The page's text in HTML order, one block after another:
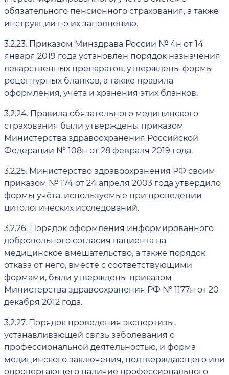
обязательного пенсионного страхования, а также
инструкции по их заполнению.
3.2.23. Приказом Минздрава России № 4н от 14
января 2019 года установлен порядок назначения
лекарственных препаратов, утверждены формы
рецептурных бланков, а также правила
оформления, учёта и хранения этих бланков.
3.2.24. Правила обязательного медицинского
страхования были утверждены приказом
Министерства здравоохранения Российской
Федерации № 108н от 28 февраля 2019 года.
3.2.25. Министерство здравоохранения РФ своим
приказом № 174 от 24 апреля 2003 года утвердило
формы учёта, используемые при проведении
цитологических исследований.
3.2.26. Порядок оформления информированного
добровольного согласия пациента на
медицинское вмешательство, а также порядок
отказа от него, вместе с соответствующими
формами, были утверждены приказом
Министерства здравоохранения РФ № 1177н от 20
декабря 2012 года.
3.2.27. Порядок проведения экспертизы,
устанавливающей связь заболевания с
профессиональной деятельностью, и форма
медицинского заключения, подтверждающего или
опровергающего наличие профессионального